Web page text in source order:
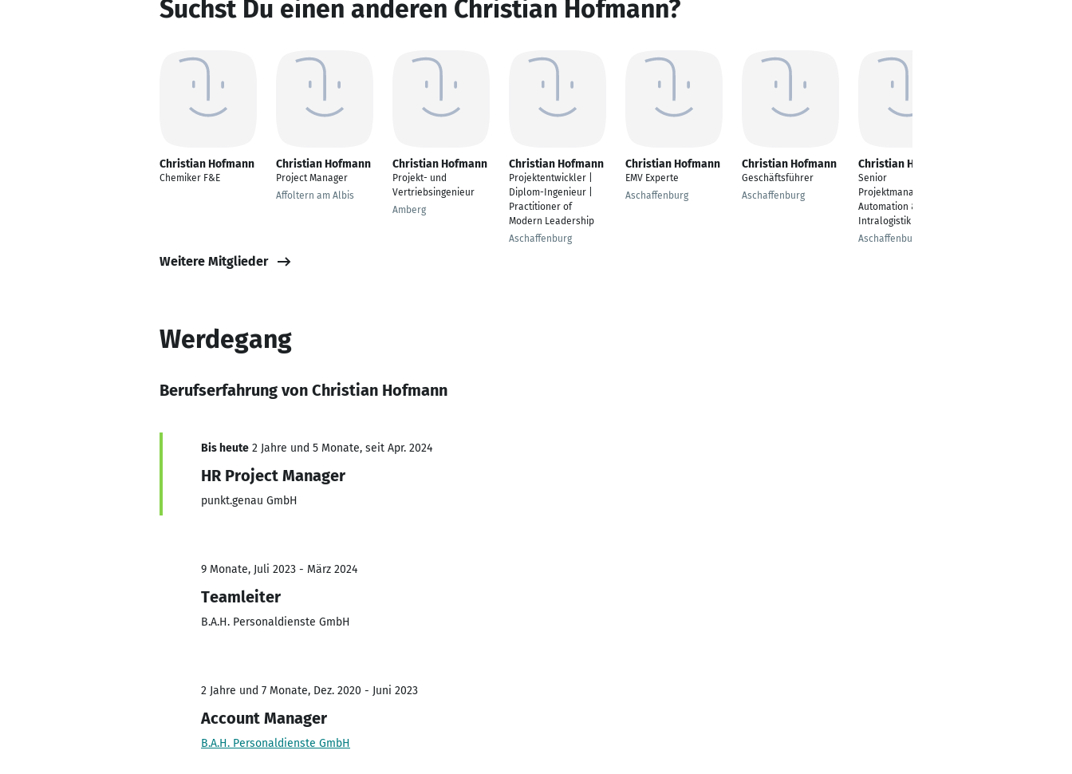
Suchst Du einen anderen Christian Hofmann?
Christian Hofmann
Chemiker F&E
Christian Hofmann
Project Manager
Affoltern am Albis
Christian Hofmann
Projekt- und
Vertriebsingenieur
Amberg
Christian Hofmann
Projektentwickler |
Diplom-Ingenieur |
Practitioner of
Modern Leadership
Aschaffenburg
Christian Hofmann
EMV Experte
Aschaffenburg
Christian Hofmann
Geschäftsführer
Aschaffenburg
Christian Hofmann
Senior
Projektmanager
Automation &
Intralogistik
Aschaffenburg
Weitere Mitglieder
Werdegang
Berufserfahrung von Christian Hofmann
Bis heute 2 Jahre und 5 Monate, seit Apr. 2024
HR Project Manager
punkt.genau GmbH
9 Monate, Juli 2023 - März 2024
Teamleiter
B.A.H. Personaldienste GmbH
2 Jahre und 7 Monate, Dez. 2020 - Juni 2023
Account Manager
B.A.H. Personaldienste GmbH